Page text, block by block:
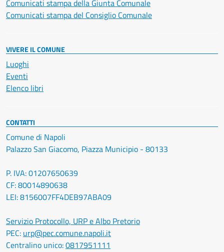
Comunicati stampa della Giunta Comunale
Comunicati stampa del Consiglio Comunale
VIVERE IL COMUNE
Luoghi
Eventi
Elenco libri
CONTATTI
Comune di Napoli
Palazzo San Giacomo, Piazza Municipio - 80133
P. IVA: 01207650639
CF: 80014890638
LEI: 8156007FF4DEB97ABA09
Servizio Protocollo, URP e Albo Pretorio
PEC: urp@pec.comune.napoli.it
Centralino unico:0817951111